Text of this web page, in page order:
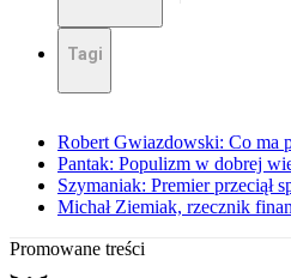
Tagi
Robert Gwiazdowski: Co ma
Pantak: Populizm w dobrej
Szymaniak: Premier przeciął
Michał Ziemiak, rzecznik
Promowane treści